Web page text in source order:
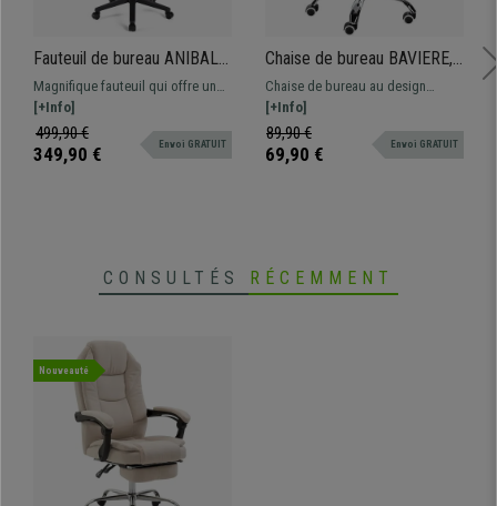
Fauteuil de bureau ANIBAL
CUIR, Grand dossier,
Accoudoirs Ajustables, Gris
Magnifique fauteuil qui offre un
grand confort au quotidien à un
prix imbattable. Disponible en
différentes couleurs et finitions.
[+Info]
499,90 €
349,90 € Envoi GRATUIT
Chaise de bureau BAVIERE,
Design Moderne, Piètement
Métallique, Cuir, Gris
Chaise de bureau au design
moderne, très fonctionnelle,
confortable et fabriquée avec des
matériaux de qualité.
[+Info]
89,90 €
69,90 € Envoi GRATUIT
CONSULTÉS RÉCEMMENT
Nouveauté